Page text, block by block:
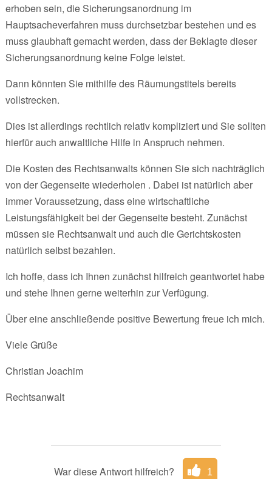
erhoben sein, die Sicherungsanordnung im
Hauptsacheverfahren muss durchsetzbar bestehen und es
muss glaubhaft gemacht werden, dass der Beklagte dieser
Sicherungsanordnung keine Folge leistet.
Dann könnten Sie mithilfe des Räumungstitels bereits
vollstrecken.
Dies ist allerdings rechtlich relativ kompliziert und Sie sollten
hierfür auch anwaltliche Hilfe in Anspruch nehmen.
Die Kosten des Rechtsanwalts können Sie sich nachträglich
von der Gegenseite wiederholen . Dabei ist natürlich aber
immer Voraussetzung, dass eine wirtschaftliche
Leistungsfähigkeit bei der Gegenseite besteht. Zunächst
müssen sie Rechtsanwalt und auch die Gerichtskosten
natürlich selbst bezahlen.
Ich hoffe, dass ich Ihnen zunächst hilfreich geantwortet habe
und stehe Ihnen gerne weiterhin zur Verfügung.
Über eine anschließende positive Bewertung freue ich mich.
Viele Grüße
Christian Joachim
Rechtsanwalt
War diese Antwort hilfreich? 1